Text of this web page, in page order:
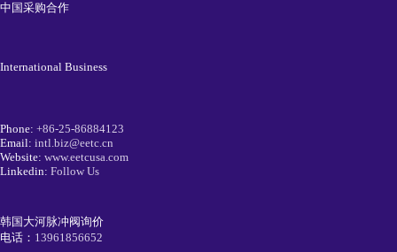
中国采购合作
International Business
Phone: +86-25-86884123
Email: intl.biz@eetc.cn
Website: www.eetcusa.com
Linkedin: Follow Us
韩国大河脉冲阀询价
电话： 13961856652